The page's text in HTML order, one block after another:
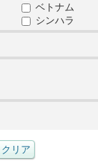
ベトナム
シンハラ